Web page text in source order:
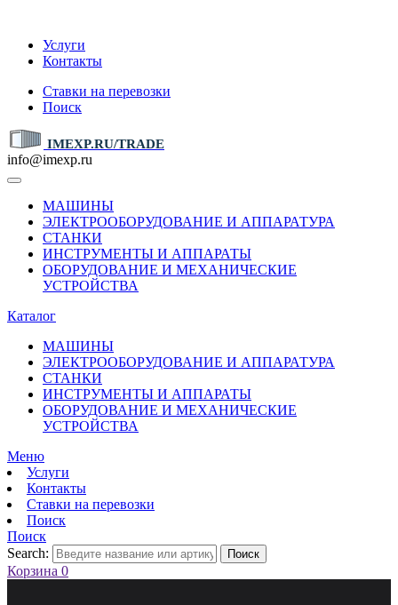
Услуги
Контакты
Ставки на перевозки
Поиск
IMEXP.RU/TRADE
info@imexp.ru
МАШИНЫ
ЭЛЕКТРООБОРУДОВАНИЕ И АППАРАТУРА
СТАНКИ
ИНСТРУМЕНТЫ И АППАРАТЫ
ОБОРУДОВАНИЕ И МЕХАНИЧЕСКИЕ
УСТРОЙСТВА
Каталог
МАШИНЫ
ЭЛЕКТРООБОРУДОВАНИЕ И АППАРАТУРА
СТАНКИ
ИНСТРУМЕНТЫ И АППАРАТЫ
ОБОРУДОВАНИЕ И МЕХАНИЧЕСКИЕ
УСТРОЙСТВА
Меню
Услуги
Контакты
Ставки на перевозки
Поиск
Поиск
Search:
Поиск
Корзина 0